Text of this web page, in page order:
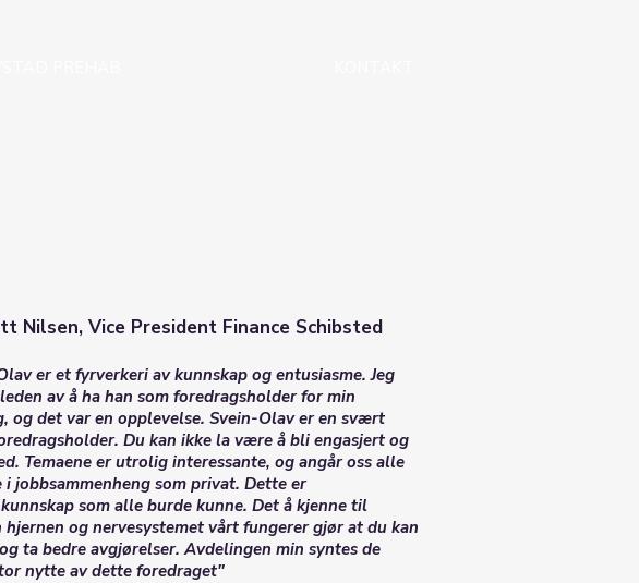
Nilsen, Vice President Finance Schibsted
er et fyrverkeri av kunnskap og entusiasme. Jeg
av å ha han som foredragsholder for min
og det var en opplevelse. Svein-Olav er en svært
Du kan ikke la være å bli engasjert og
Temaene er utrolig interessante, og angår oss alle
i jobbsammenheng som privat. Dette er
som alle burde kunne. Det å kjenne til
hjernen og nervesystemet vårt fungerer gjør at du kan
ta bedre avgjørelser. Avdelingen min syntes de
nytte av dette foredraget"